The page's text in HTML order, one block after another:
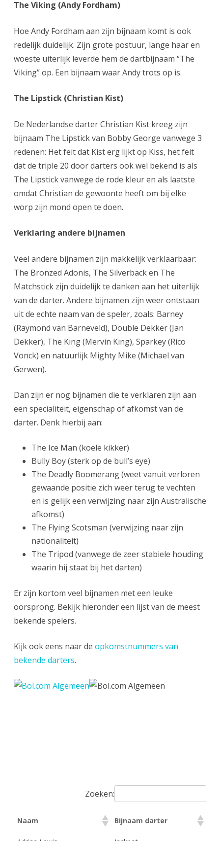
The Viking (Andy Fordham)
Hoe Andy Fordham aan zijn bijnaam komt is ook
redelijk duidelijk. Zijn grote postuur, lange haar en
woeste uiterlijk leverde hem de dartbijnaam “The
Viking” op. Een bijnaam waar Andy trots op is.
The Lipstick (Christian Kist)
De Nederlandse darter Christian Kist kreeg zijn
bijnaam The Lipstick van Bobby George vanwege 3
redenen: Het feit dat Kist erg lijkt op Kiss, het feit
dat de triple 20 door darters ook wel bekend is als
The Lipstick vanwege de rode kleur en als laatste
omdat Christian de gewoonte heeft om bij elke
worp zijn mond open te doen.
Verklaring andere bijnamen
Veel andere bijnamen zijn makkelijk verklaarbaar:
The Bronzed Adonis, The Silverback en The
Matchstick zijn duidelijk te danken aan het uiterlijk
van de darter. Andere bijnamen zijn weer ontstaan
uit de echte naam van de speler, zoals: Barney
(Raymond van Barneveld), Double Dekker (Jan
Dekker), The King (Mervin King), Sparkey (Rico
Vonck) en natuurlijk Mighty Mike (Michael van
Gerwen).
Dan zijn er nog bijnamen die te verklaren zijn aan
een specialiteit, eigenschap of afkomst van de
darter. Denk hierbij aan:
The Ice Man (koele kikker)
Bully Boy (sterk op de bull’s eye)
The Deadly Boomerang (weet vanuit verloren
gewaande positie zich weer terug te vechten
en is gelijk een verwijzing naar zijn Australische
afkomst)
The Flying Scotsman (verwijzing naar zijn
nationaliteit)
The Tripod (vanwege de zeer stabiele houding
waarin hij staat bij het darten)
Er zijn kortom veel bijnamen met een leuke
oorsprong. Bekijk hieronder een lijst van de meest
bekende spelers.
Kijk ook eens naar de opkomstnummers van
bekende darters.
Zoeken:
Naam Bijnaam darter